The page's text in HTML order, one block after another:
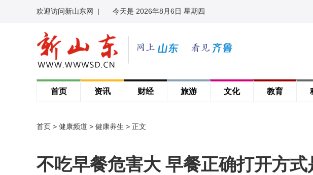
欢迎访问新山东网 | 今天是 2026年8月6日 星期四
首页 资讯 财经 旅游 文化 教育
首页 > 健康频道 > 健康养生 > 正文
不吃早餐危害大 早餐正确打开方式